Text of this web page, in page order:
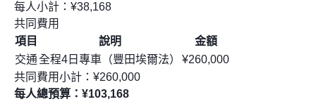
每人小計：¥38,168
共同費用
項目
說明
金額
交通全程4日專車（豐田埃爾法）
¥260,000
共同費用小計：¥260,000
每人總預算：¥103,168